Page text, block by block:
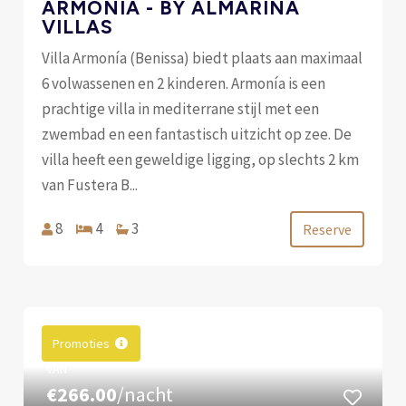
ARMONIA - BY ALMARINA
VILLAS
Villa Armonía (Benissa) biedt plaats aan maximaal
6 volwassenen en 2 kinderen. Armonía is een
prachtige villa in mediterrane stijl met een
zwembad en een fantastisch uitzicht op zee. De
villa heeft een geweldige ligging, op slechts 2 km
van Fustera B...
8 4 3 Reserve
Promoties
€266.00/nacht